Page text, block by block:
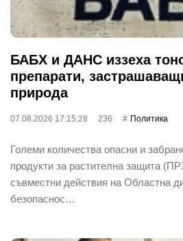
БАБХ и ДАНС иззеха
препарати,
природа
07.08.2026 17:15:28 236 Политика
Големи количества опасни и
продукти за растителна защита
съвместни действия на Областна
безопаснос…